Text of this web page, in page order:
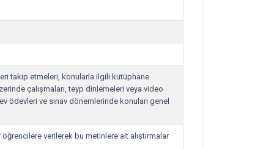
takip etmeleri, konularla ilgili kütüphane
çalışmaları, teyp dinlemeleri veya video
ödevleri ve sınav dönemlerinde konuları genel
verilerek bu metinlere ait alıştırmalar